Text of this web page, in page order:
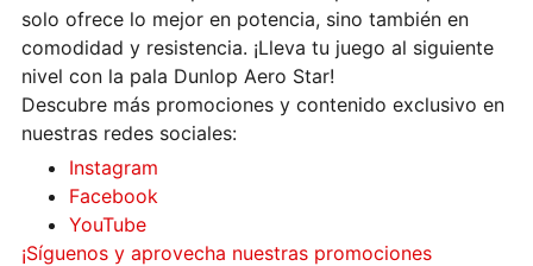
solo ofrece lo mejor en potencia, sino también en
comodidad y resistencia. ¡Lleva tu juego al siguiente
nivel con la pala Dunlop Aero Star!
Descubre más promociones y contenido exclusivo en
nuestras redes sociales:
Instagram
Facebook
YouTube
¡Síguenos y aprovecha nuestras promociones